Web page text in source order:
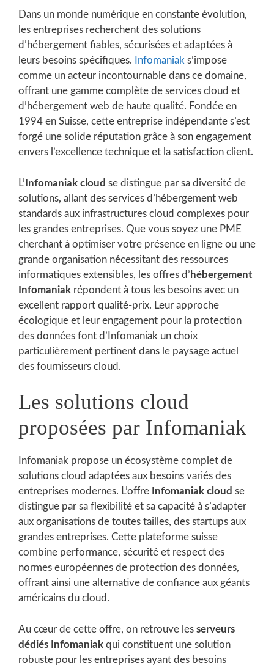
Dans un monde numérique en constante évolution,
les entreprises recherchent des solutions
d’hébergement fiables, sécurisées et adaptées à
leurs besoins spécifiques.
Infomaniak s’impose
comme un acteur incontournable dans ce domaine,
offrant une gamme complète de services cloud et
d’hébergement web de haute qualité. Fondée en
1994 en Suisse, cette entreprise indépendante s’est
forgé une solide réputation grâce à son engagement
envers l’excellence technique et la satisfaction client.
L’ Infomaniak cloud se distingue par sa diversité de
solutions, allant des services d’hébergement web
standards aux infrastructures cloud complexes pour
les grandes entreprises. Que vous soyez une PME
cherchant à optimiser votre présence en ligne ou une
grande organisation nécessitant des ressources
informatiques extensibles, les offres d’ hébergement
Infomaniak répondent à tous les besoins avec un
excellent rapport qualité-prix. Leur approche
écologique et leur engagement pour la protection
des données font d’Infomaniak un choix
particulièrement pertinent dans le paysage actuel
des fournisseurs cloud.
Les solutions cloud
proposées par Infomaniak
Infomaniak propose un écosystème complet de
solutions cloud adaptées aux besoins variés des
entreprises modernes. L’offre Infomaniak cloud se
distingue par sa flexibilité et sa capacité à s’adapter
aux organisations de toutes tailles, des startups aux
grandes entreprises. Cette plateforme suisse
combine performance, sécurité et respect des
normes européennes de protection des données,
offrant ainsi une alternative de confiance aux géants
américains du cloud.
Au cœur de cette offre, on retrouve les serveurs
dédiés Infomaniak qui constituent une solution
robuste pour les entreprises ayant des besoins